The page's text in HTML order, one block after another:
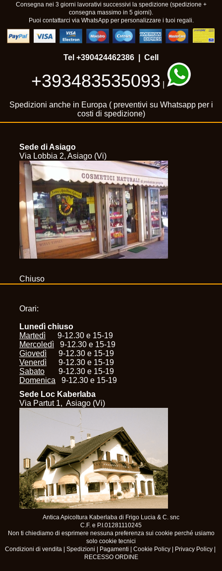
Consegna nei 3 giorni lavorativi successivi la spedizione (spedizione +
consegna massimo in 5 giorni).
Puoi contattarci via WhatsApp per personalizzare i tuoi regali.
Tel +390424462386 | Cell
+393483535093
Spedizioni anche in Europa ( preventivi su Whatsapp per i
costi di spedizione)
Sede di Asiago
Via Lobbia 2, Asiago (Vi)
Chiuso
Orari:
Lunedì chiuso
Martedì 9-12.30 e 15-19
Mercoledì 9-12.30 e 15-19
Giovedì 9-12.30 e 15-19
Venerdì 9-12.30 e 15-19
Sabato 9-12.30 e 15-19
Domenica 9-12.30 e 15-19
Sede Loc Kaberlaba
Via Partut 1, Asiago (Vi)
Antica Apicoltura Kaberlaba di Frigo Lucia & C. snc
C.F. e P.I.01281110245
Non ti chiediamo di esprimere nessuna preferenza sui cookie perché usiamo
solo cookie tecnici
Condizioni di vendita | Spedizioni | Pagamenti | Cookie Policy | Privacy Policy |
RECESSO ORDINE